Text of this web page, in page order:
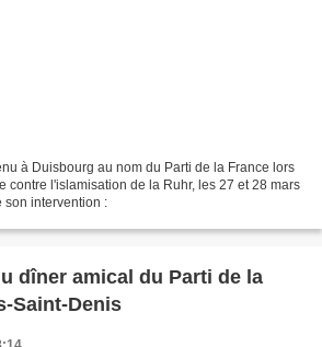
à Duisbourg au nom du Parti de la France lors
contre l'islamisation de la Ruhr, les 27 et 28 mars
son intervention :
dîner amical du Parti de la
Saint-Denis